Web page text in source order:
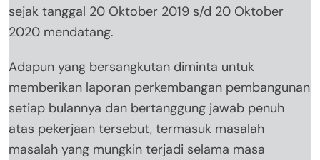
sejak tanggal 20 Oktober 2019 s/d 20 Oktober
2020 mendatang.
Adapun yang bersangkutan diminta untuk
memberikan laporan perkembangan pembangunan
setiap bulannya dan bertanggung jawab penuh
atas pekerjaan tersebut, termasuk masalah
masalah yang mungkin terjadi selama masa